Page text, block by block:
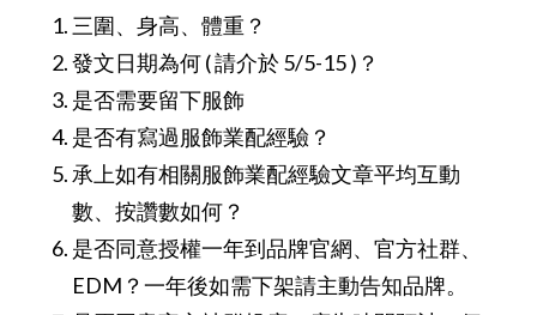
三圍、身高、體重？
發文日期為何 ( 請介於 5/5-15 )？
是否需要留下服飾
是否有寫過服飾業配經驗？
承上如有相關服飾業配經驗文章平均互動
數、按讚數如何？
是否同意授權一年到品牌官網、官方社群、
EDM？一年後如需下架請主動告知品牌。